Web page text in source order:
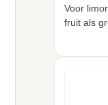
Voor
fruit als